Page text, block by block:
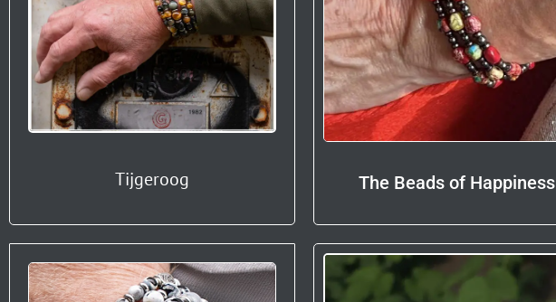
Tijgeroog The Beads of Happiness